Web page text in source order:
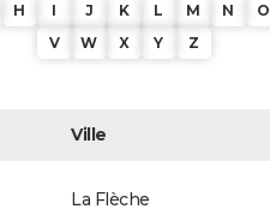
H I J K L M N O
V
W X Y Z
Ville
La Flèche